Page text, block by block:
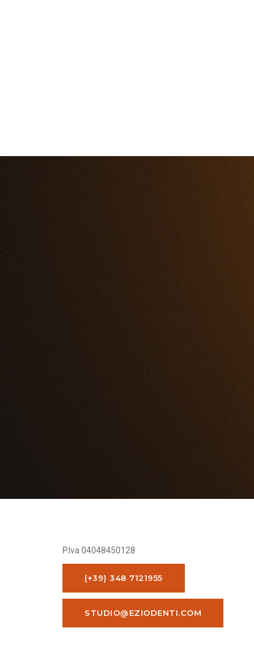
P.Iva 04048450128
(+39) 348 7121955
STUDIO@EZIODENTI.COM